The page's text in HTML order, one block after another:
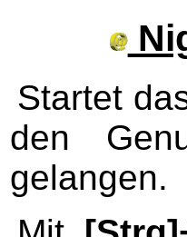
Startet
den
gelangen.